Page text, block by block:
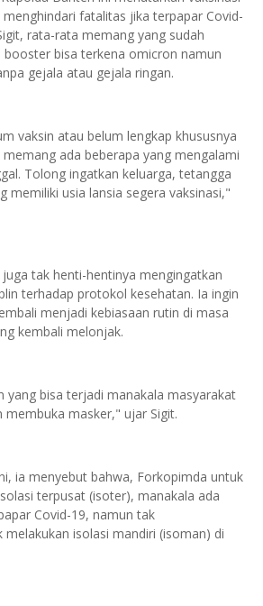
fatalitas jika terpapar Covid-
rata-rata memang yang sudah
booster bisa terkena omicron namun
gejala atau gejala ringan.
vaksin atau belum lengkap khususnya
ada beberapa yang mengalami
Tolong ingatkan keluarga, tetangga
memiliki usia lansia segera vaksinasi,"
juga tak henti-hentinya mengingatkan
terhadap protokol kesehatan. Ia ingin
menjadi kebiasaan rutin di masa
kembali melonjak.
yang bisa terjadi manakala masyarakat
masker," ujar Sigit.
ia menyebut bahwa, Forkopimda untuk
terpusat (isoter), manakala ada
Covid-19, namun tak
isolasi mandiri (isoman) di